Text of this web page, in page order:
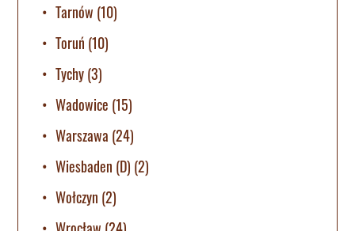
Tarnów (10)
Toruń (10)
Tychy(3)
Wadowice (15)
Warszawa (24)
Wiesbaden (D) (2)
Wołczyn (2)